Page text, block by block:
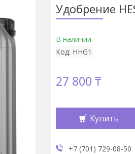
Удобрение
В наличии
Код: HHG1
27 800 ₸
Купить
+7 (701) 729-08-50